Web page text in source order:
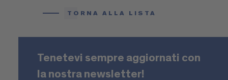
TORNA ALLA LISTA
Tenetevi sempre aggiornati con
la nostra newsletter!